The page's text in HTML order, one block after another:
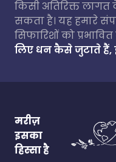
किसी अतिरिक्त
सकता है। यह हमारे
सिफारिशों को
लिए धन कैसे जुटाते हैं,
मरीज़
इसका
हिस्सा है